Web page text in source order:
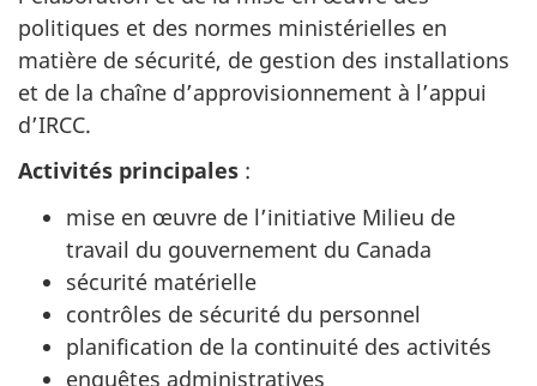
politiques et des normes ministérielles en
matière de sécurité, de gestion des installations
et de la chaîne d’approvisionnement à l’appui
d’IRCC.
Activités principales :
mise en œuvre de l’initiative Milieu de
travail du gouvernement du Canada
sécurité matérielle
contrôles de sécurité du personnel
planification de la continuité des activités
enquêtes administratives